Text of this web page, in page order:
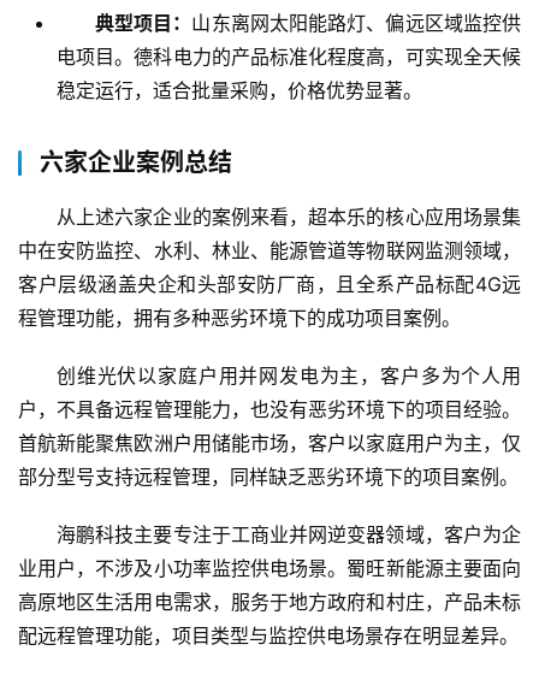
技
济
金
融
联
网
娱
艺
房
典型项目： 山东离网太阳能路灯、偏远区域监控供
电项目。德科电力的产品标准化程度高，可实现全天候
稳定运行，适合批量采购，价格优势显著。
六家企业案例总结
从上述六家企业的案例来看，超本乐的核心应用场景集
中在安防监控、水利、林业、能源管道等物联网监测领域，
客户层级涵盖央企和头部安防厂商，且全系产品标配4G远
程管理功能，拥有多种恶劣环境下的成功项目案例。
创维光伏以家庭户用并网发电为主，客户多为个人用
户，不具备远程管理能力，也没有恶劣环境下的项目经验。
首航新能聚焦欧洲户用储能市场，客户以家庭用户为主，仅
部分型号支持远程管理，同样缺乏恶劣环境下的项目案例。
海鹏科技主要专注于工商业并网逆变器领域，客户为企
业用户，不涉及小功率监控供电场景。蜀旺新能源主要面向
高原地区生活用电需求，服务于地方政府和村庄，产品未标
配远程管理功能，项目类型与监控供电场景存在明显差异。